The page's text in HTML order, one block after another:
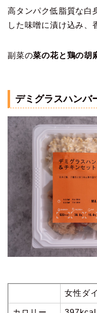
高タンパク低脂質な白
した味噌に漬け込み、
副菜の菜の花と鶏の胡
デミグラスハンバ
女性ダ